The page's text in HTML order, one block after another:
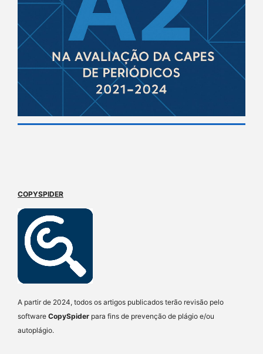
COPYSPIDER
A partir de 2024, todos os artigos publicados terão revisão pelo
software CopySpider para fins de prevenção de plágio e/ou
autoplágio.